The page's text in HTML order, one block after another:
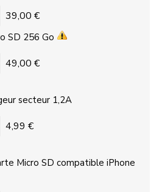
39,00 €
SD 256 Go
49,00 €
secteur 1,2A
4,99 €
Micro SD compatible iPhone